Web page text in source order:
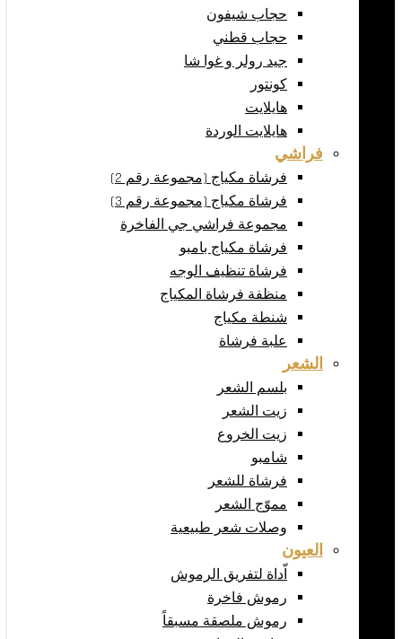
حجاب شيفون
حجاب قطني
جيد رولر و غوا شا
كونتور
هايلايت
هايلايت الوردة
فراشي
فرشاة مكياج (مجموعة رقم 2)
فرشاة مكياج (مجموعة رقم 3)
مجموعة فراشي جي الفاخرة
فرشاة مكياج بامبو
فرشاة تنظيف الوجه
منظفة فرشاة المكياج
شنطة مكياج
علبة فرشاة
الشعر
بلسم الشعر
زيت الشعر
زيت الخروع
شامبو
فرشاة للشعر
مموّج الشعر
وصلات شعر طبيعية
العيون
اّداة لتفريق الرموش
رموش فاخرة
رموش ملصقة مسبقاً